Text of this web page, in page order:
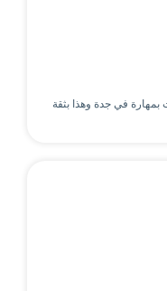
في جدة وهذا بثقة